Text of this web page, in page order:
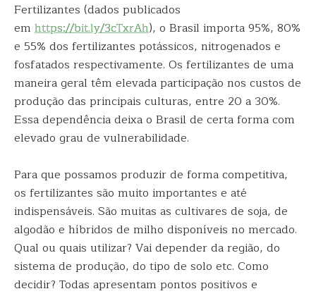
Fertilizantes (dados publicados
em https://bit.ly/3cTxrAh), o Brasil importa 95%, 80%
e 55% dos fertilizantes potássicos, nitrogenados e
fosfatados respectivamente. Os fertilizantes de uma
maneira geral têm elevada participação nos custos de
produção das principais culturas, entre 20 a 30%.
Essa dependência deixa o Brasil de certa forma com
elevado grau de vulnerabilidade.
Para que possamos produzir de forma competitiva,
os fertilizantes são muito importantes e até
indispensáveis. São muitas as cultivares de soja, de
algodão e híbridos de milho disponíveis no mercado.
Qual ou quais utilizar? Vai depender da região, do
sistema de produção, do tipo de solo etc. Como
decidir? Todas apresentam pontos positivos e